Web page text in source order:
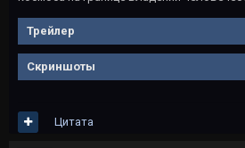
Трейлер
Скриншоты
Цитата